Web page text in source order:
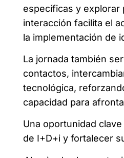
específicas y explorar
interacción facilita el
la implementación de
La jornada también
contactos,
tecnológica,
capacidad para
Una oportunidad
de I+D+i y fortalecer